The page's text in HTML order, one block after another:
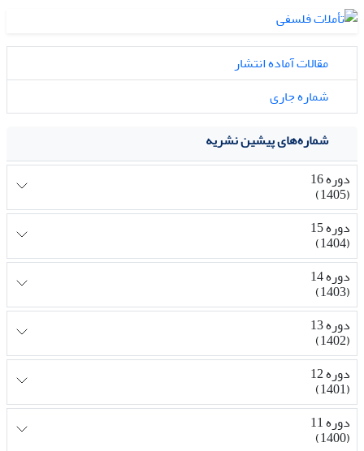
مقالات آماده انتشار
شماره جاری
شماره‌های پیشین نشریه
دوره 16
(1405)
دوره 15
(1404)
دوره 14
(1403)
دوره 13
(1402)
دوره 12
(1401)
دوره 11
(1400)